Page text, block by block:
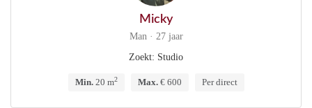
Micky
Man · 27 jaar
Zoekt: Studio
Min.20 m2 Max.€ 600 Per direct